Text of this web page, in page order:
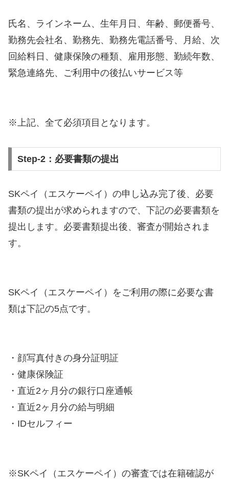
氏名、ラインネーム、生年月日、年齢、郵便番号、
勤務先会社名、勤務先、勤務先電話番号、月給、次
回給料日、健康保険の種類、雇用形態、勤続年数、
緊急連絡先、ご利用中の後払いサービス等
※上記、全て必須項目となります。
Step-2：必要書類の提出
SKペイ（エスケーペイ）の申し込み完了後、必要
書類の提出が求められますので、下記の必要書類を
提出します。必要書類提出後、審査が開始されま
す。
SKペイ（エスケーペイ）をご利用の際に必要な書
類は下記の5点です。
・顔写真付きの身分証明証
・健康保険証
・直近2ヶ月分の銀行口座通帳
・直近2ヶ月分の給与明細
・IDセルフィー
※SKペイ（エスケーペイ）の審査では在籍確認が